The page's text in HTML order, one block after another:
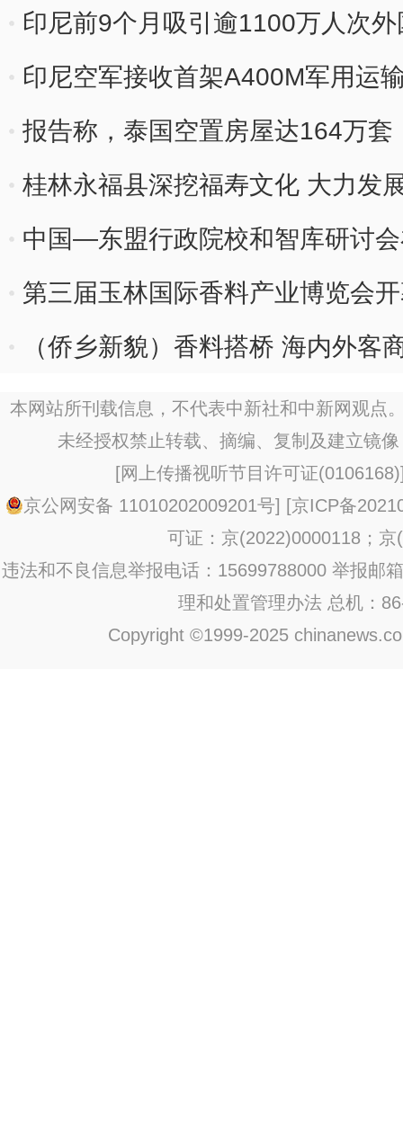
印尼前9个月吸引逾1100万人次
印尼空军接收首架A400M军用运
报告称，泰国空置房屋达164万套
桂林永福县深挖福寿文化 大力发
中国—东盟行政院校和智库研讨
第三届玉林国际香料产业博览会
（侨乡新貌）香料搭桥 海内外客
本网站所刊载信息，不代表中新社和中新网观点
未经授权禁止转载、摘编、复制及建立镜
[网上传播视听节目许可证(0106168)
京公网安备 11010202009201号] [京ICP备
可证：京(2022)0000118；京
违法和不良信息举报电话：15699788000 举报邮
理和处置管理办法 总机：
Copyright ©1999-2025